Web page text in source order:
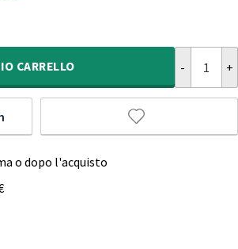
CARRELLO
o dopo l'acquisto